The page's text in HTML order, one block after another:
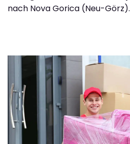
nach Nova Gorica (Neu-Görz).